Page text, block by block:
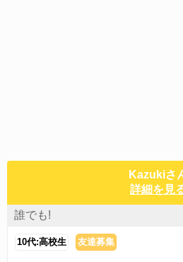
Kazukiさ
詳細を見
誰でも!
10代:高校生 友達募集